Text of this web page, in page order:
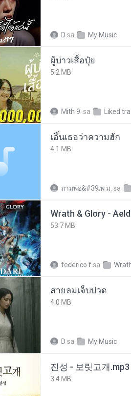
D sa My Music
ผู้บ่าวเสื้อปุ๋ย
5.2 MB
Mith 9. sa Liked
เอิ้นเธอว่าความฮัก
4.1 MB
ถามพ่อ&#39;พ ม. sa
53.7 MB
federico fsa
สายลมเจ็บปวด
4.0 MB
D sa My Music
진성 - 보릿고개.mp3
3.4 MB